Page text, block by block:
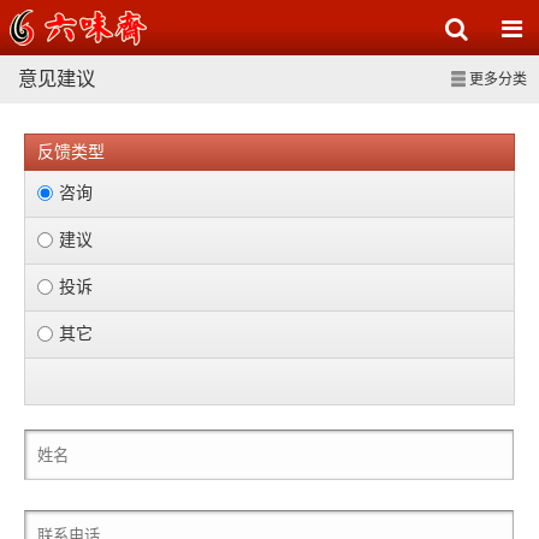
更多分类
意见建议
反馈类型
咨询
建议
投诉
其它